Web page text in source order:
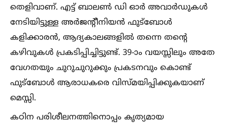
തെളിവാണ്. എട്ട് ബാലണ്‍ ഡി ഓർ അവാർഡുകള്‍
നേടിയിട്ടുള്ള അർജന്റീനിയൻ ഫുട്ബോള്‍
കളിക്കാരൻ, ആദ്യകാലങ്ങളില്‍ തന്നെ തന്റെ
കഴിവുകള്‍ പ്രകടിപ്പിച്ചിട്ടുണ്ട്. 39-ാം വയസ്സിലും അതേ
വേഗതയും ചുറുചുറുക്കും പ്രകടനവും കൊണ്ട്
ഫുട്ബോള്‍ ആരാധകരെ വിസ്മയിപ്പിക്കുകയാണ്
മെസ്സി.
കഠിന പരിശീലനത്തിനൊപ്പം കൃത്യമായ